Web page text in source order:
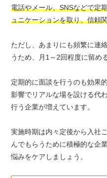
電話やメール、SNSなどで定
ュニケーションを取り、信頼
ただし、あまりにも頻繁に連
うため、月1～2回程度に留め
定期的に面談を行うのも効果
影響でリアルな場を設ける代
行う企業が増えています。
実施時期は内々定後から入社
んでもらうために積極的な企
悩みをケアしましょう。